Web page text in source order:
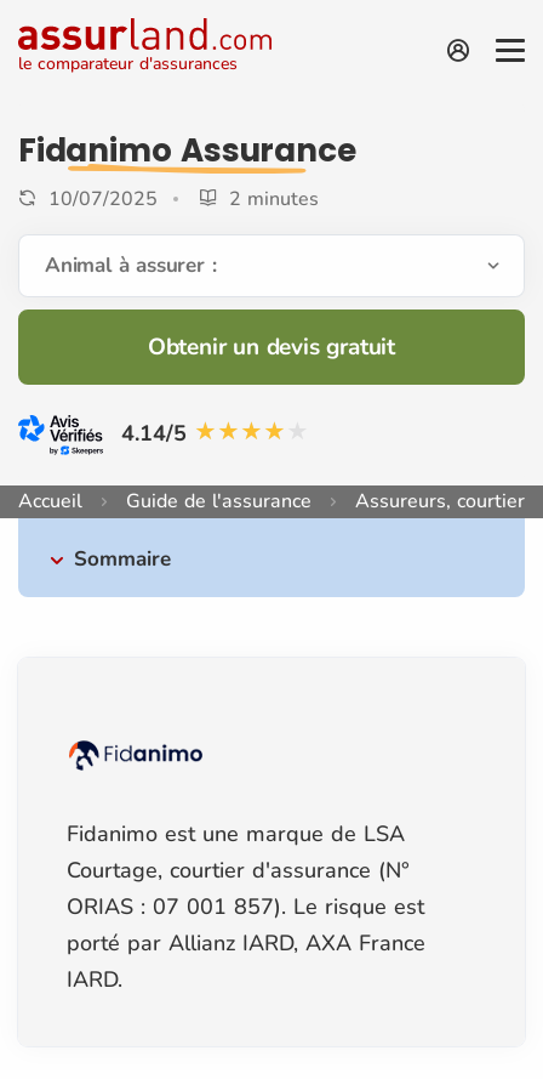
le comparateur d'assurances
Fidanimo Assurance
10/07/2025 2 minutes
Animal à assurer :
Obtenir un devis gratuit
4.14/5
Accueil Guide de l'assurance Assureurs,
Sommaire
Fidanimo est une marque de LSA
Courtage, courtier d'assurance (N°
ORIAS : 07 001 857). Le risque est
porté par Allianz IARD, AXA France
IARD.